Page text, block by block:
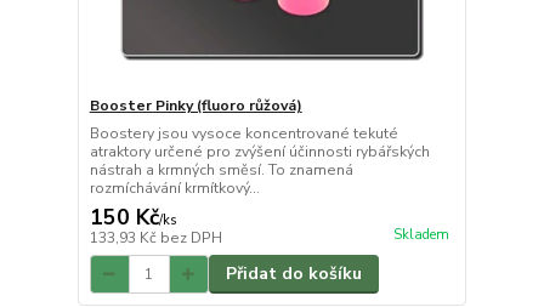
Booster Pinky (fluoro růžová)
Boostery jsou vysoce koncentrované tekuté
atraktory určené pro zvýšení účinnosti rybářských
nástrah a krmných směsí. To znamená
rozmíchávání krmítkový...
150 Kč/ks
133,93 Kč bez DPH Skladem
Přidat do košíku